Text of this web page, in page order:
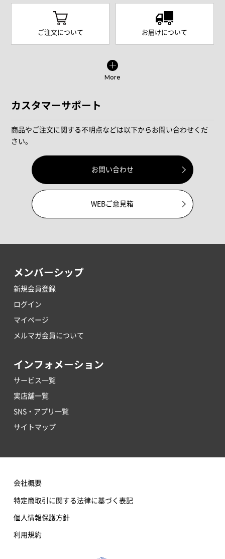
ご注文について お届けについて
More
カスタマーサポート
商品やご注文に関する不明点などは以下からお問い合わせくだ
さい。
お問い合わせ
WEBご意見箱
メンバーシップ
新規会員登録
ログイン
マイページ
メルマガ会員について
インフォメーション
サービス一覧
実店舗一覧
SNS・アプリ一覧
サイトマップ
会社概要
特定商取引に関する法律に基づく表記
個人情報保護方針
利用規約